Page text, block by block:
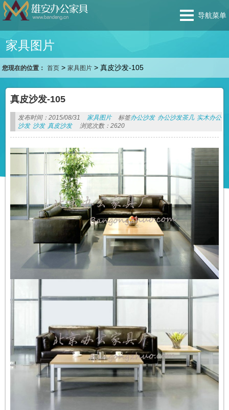
导航菜单
家具图片
您现在的位置： 首页 >家具图片 >真皮沙发-105
真皮沙发-105
发布时间：2015/08/31 家具图片 标签办公沙发 办公沙发茶几 实木办公
沙发 沙发 真皮沙发 浏览次数：2620